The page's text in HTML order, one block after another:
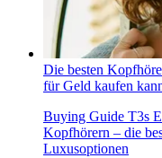
Die besten
für Geld kaufen
Buying Guide T3s
Kopfhörern – die
Luxusoptionen